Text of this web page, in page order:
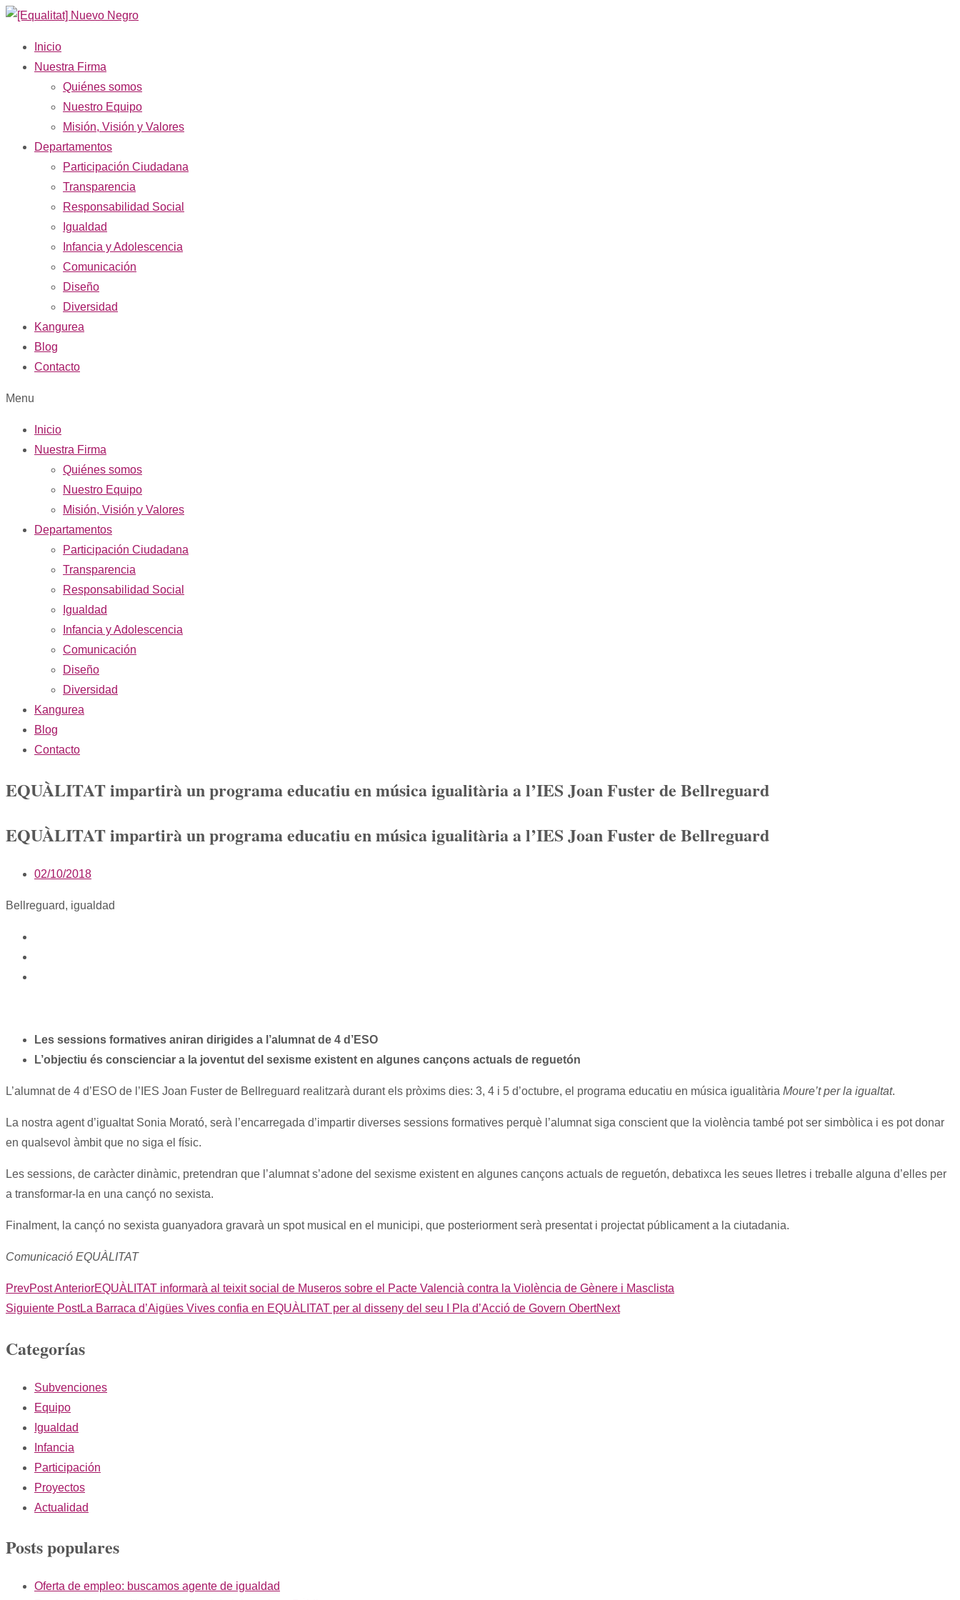
Inicio
Nuestra Firma
Quiénes somos
Nuestro Equipo
Misión, Visión y Valores
Departamentos
Participación Ciudadana
Transparencia
Responsabilidad Social
Igualdad
Infancia y Adolescencia
Comunicación
Diseño
Diversidad
Kangurea
Blog
Contacto
Menu
Inicio
Nuestra Firma
Quiénes somos
Nuestro Equipo
Misión, Visión y Valores
Departamentos
Participación Ciudadana
Transparencia
Responsabilidad Social
Igualdad
Infancia y Adolescencia
Comunicación
Diseño
Diversidad
Kangurea
Blog
Contacto
EQUÀLITAT impartirà un programa educatiu en música igualitària a l’IES Joan Fuster de Bellreguard
EQUÀLITAT impartirà un programa educatiu en música igualitària a l’IES Joan Fuster de Bellreguard
02/10/2018
Bellreguard, igualdad
Les sessions formatives aniran dirigides a l’alumnat de 4 d’ESO
L’objectiu és conscienciar a la joventut del sexisme existent en algunes cançons actuals de reguetón
L’alumnat de 4 d’ESO de l’IES Joan Fuster de Bellreguard realitzarà durant els pròxims dies: 3, 4 i 5 d’octubre, el programa educatiu en música igualitària Moure’t per la igualtat.
La nostra agent d’igualtat Sonia Morató, serà l’encarregada d’impartir diverses sessions formatives perquè l’alumnat siga conscient que la violència també pot ser simbòlica i es pot donar
en qualsevol àmbit que no siga el físic.
Les sessions, de caràcter dinàmic, pretendran que l’alumnat s’adone del sexisme existent en algunes cançons actuals de reguetón, debatixca les seues lletres i treballe alguna d’elles per
a transformar-la en una cançó no sexista.
Finalment, la cançó no sexista guanyadora gravarà un spot musical en el municipi, que posteriorment serà presentat i projectat públicament a la ciutadania.
Comunicació EQUÀLITAT
PrevPost AnteriorEQUÀLITAT informarà al teixit social de Museros sobre el Pacte Valencià contra la Violència de Gènere i Masclista
Siguiente PostLa Barraca d’Aigües Vives confia en EQUÀLITAT per al disseny del seu I Pla d’Acció de Govern ObertNext
Categorías
Subvenciones
Equipo
Igualdad
Infancia
Participación
Proyectos
Actualidad
Posts populares
Oferta de empleo: buscamos agente de igualdad